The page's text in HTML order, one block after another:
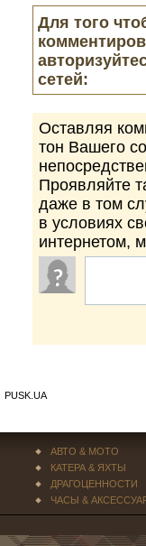
Для того
сетей:
Оставляя
тон Вашего
Проявляйте
даже в том
в условиях
интернетом,
PUSK.UA
АВТО & МОТО
КАТЕРА & ЯХТЫ
ДРАГОЦЕННОСТИ
ЧАСЫ &